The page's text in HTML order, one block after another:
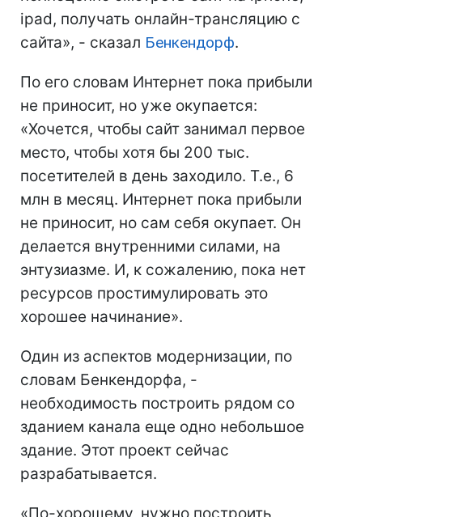
ipad, получать онлайн-трансляцию с
сайта», - сказал Бенкендорф.
По его словам Интернет пока прибыли
не приносит, но уже окупается:
«Хочется, чтобы сайт занимал первое
место, чтобы хотя бы 200 тыс.
посетителей в день заходило. Т.е., 6
млн в месяц. Интернет пока прибыли
не приносит, но сам себя окупает. Он
делается внутренними силами, на
энтузиазме. И, к сожалению, пока нет
ресурсов простимулировать это
хорошее начинание».
Один из аспектов модернизации, по
словам Бенкендорфа, -
необходимость построить рядом со
зданием канала еще одно небольшое
здание. Этот проект сейчас
разрабатывается.